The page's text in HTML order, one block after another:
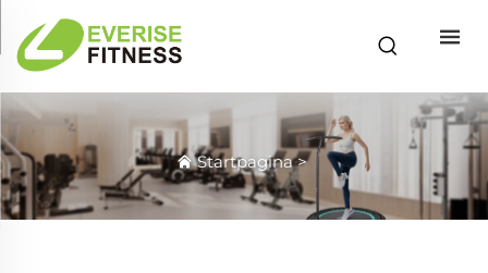
Startpagina>